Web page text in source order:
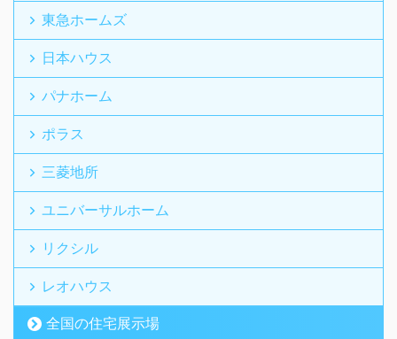
東急ホームズ
日本ハウス
パナホーム
ポラス
三菱地所
ユニバーサルホーム
リクシル
レオハウス
全国の住宅展示場